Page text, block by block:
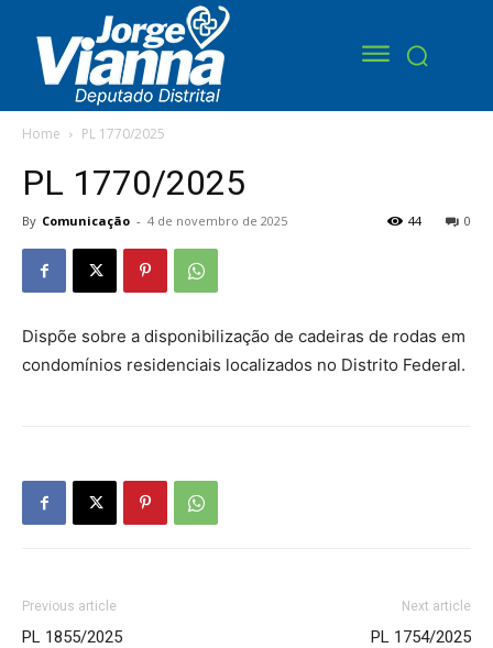
Home PL 1770/2025
PL 1770/2025
By Comunicação - 4 de novembro de 2025 0
44
Dispõe sobre a disponibilização de cadeiras de rodas em
condomínios residenciais localizados no Distrito Federal.
Previous article
PL 1855/2025
Next article
PL 1754/2025